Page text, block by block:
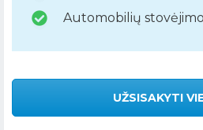
Automobilių
UŽSISAKYTI